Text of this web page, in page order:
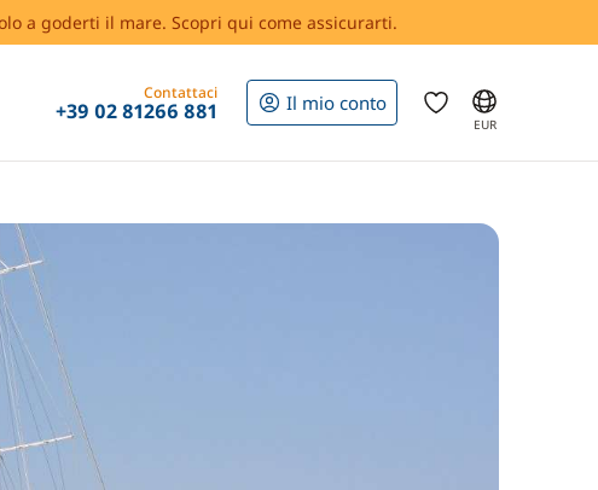
a goderti il mare. Scopri qui come assicurarti.
Contattaci
+39 02 81266 881 Il mio conto
EUR